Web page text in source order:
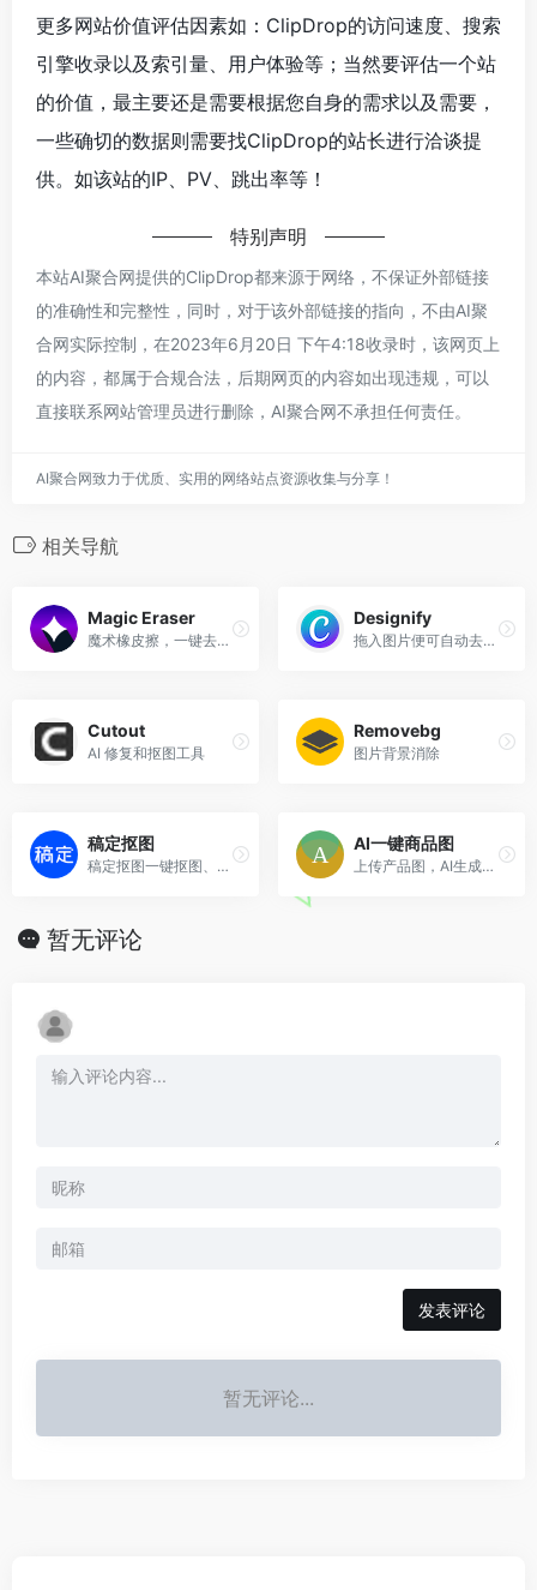
更多网站价值评估因素如：ClipDrop的访问速度、搜索
引擎收录以及索引量、用户体验等；当然要评估一个站
的价值，最主要还是需要根据您自身的需求以及需要，
一些确切的数据则需要找ClipDrop的站长进行洽谈提
供。如该站的IP、PV、跳出率等！
特别声明
本站AI聚合网提供的ClipDrop都来源于网络，不保证外部链接
的准确性和完整性，同时，对于该外部链接的指向，不由AI聚
合网实际控制，在2023年6月20日 下午4:18收录时，该网页上
的内容，都属于合规合法，后期网页的内容如出现违规，可以
直接联系网站管理员进行删除，AI聚合网不承担任何责任。
AI聚合网致力于优质、实用的网络站点资源收集与分享！
相关导航
Magic Eraser
魔术橡皮擦，一键去除图片上...
Designify
拖入图片便可自动去除背景✨
Cutout
AI 修复和抠图工具
Removebg
图片背景消除
稿定抠图
稿定抠图一键抠图、强大的在线抠图工具
AI一键商品图
上传产品图，AI生成海量场景图
暂无评论
发表评论
暂无评论...